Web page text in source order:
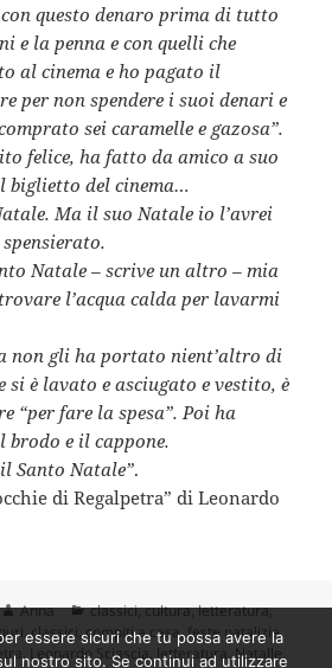
questo denaro prima di tutto
e la penna e con quelli che
al cinema e ho pagato il
per non spendere i suoi denari e
sei caramelle e gazosa”.
felice, ha fatto da amico a suo
biglietto del cinema…
Ma il suo Natale io l’avrei
Natale – scrive un altro – mia
l’acqua calda per lavarmi
non gli ha portato nient’altro di
si è lavato e asciugato e vestito, è
“per fare la spesa”. Poi ha
e il cappone.
Santo Natale”.
di Regalpetra” di Leonardo
Autore
Anna Categorie
classici,cultura,letteratura,
,classici,compiti a casa,feste natalizie,
, Leonardo Sciascia, letteratura ,Natalle
essere sicuri che tu possa avere la
nostro sito. Se continui ad utilizzare